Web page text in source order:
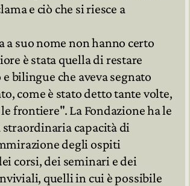
e ciò che si riesce a
suo nome non hanno certo
è stata quella di restare
bilingue che aveva segnato
come è stato detto tante volte,
frontiere". La Fondazione ha le
straordinaria capacità di
degli ospiti
corsi, dei seminari e dei
quelli in cui è possibile